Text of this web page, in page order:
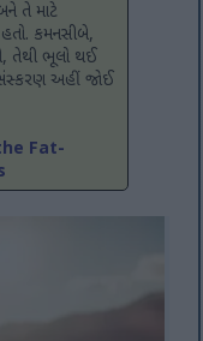
તે માટે
કમનસીબે,
તેથી ભૂલો થઈ
અહીં જોઈ
Fat-